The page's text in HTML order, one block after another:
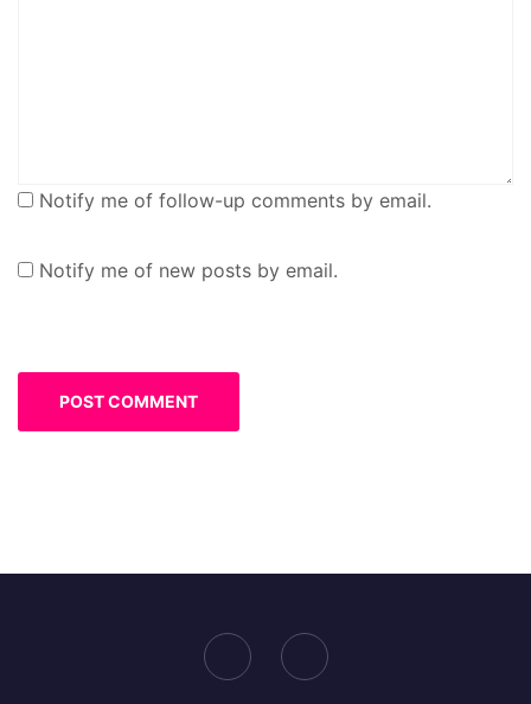
Notify me of follow-up comments by email.
Notify me of new posts by email.